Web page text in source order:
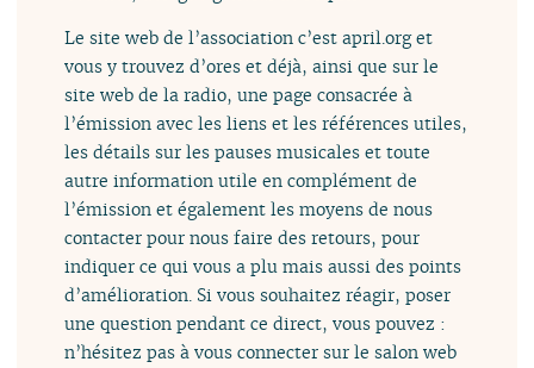
Le site web de l’association c’est april.org et
vous y trouvez d’ores et déjà, ainsi que sur le
site web de la radio, une page consacrée à
l’émission avec les liens et les références utiles,
les détails sur les pauses musicales et toute
autre information utile en complément de
l’émission et également les moyens de nous
contacter pour nous faire des retours, pour
indiquer ce qui vous a plu mais aussi des points
d’amélioration. Si vous souhaitez réagir, poser
une question pendant ce direct, vous pouvez :
n’hésitez pas à vous connecter sur le salon web